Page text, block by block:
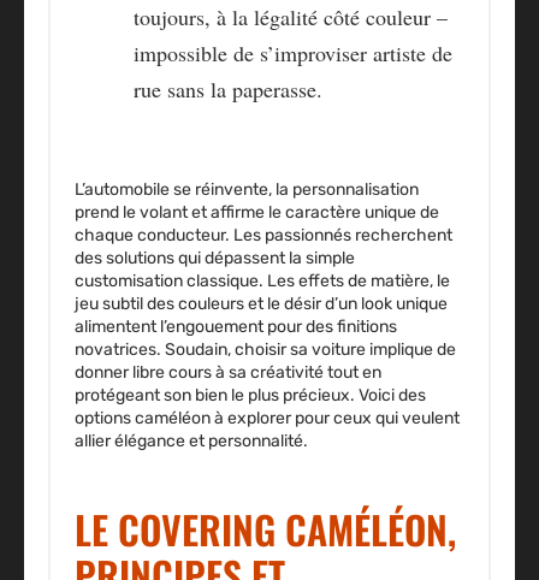
toujours, à la légalité côté couleur –
impossible de s’improviser artiste de
rue sans la paperasse.
L’automobile se réinvente, la personnalisation
prend le volant et affirme le caractère unique de
chaque conducteur. Les passionnés recherchent
des solutions qui dépassent la simple
customisation classique. Les effets de matière, le
jeu subtil des couleurs et le désir d’un look unique
alimentent l’engouement pour des finitions
novatrices. Soudain, choisir sa voiture implique de
donner libre cours à sa créativité tout en
protégeant son bien le plus précieux. Voici des
options caméléon à explorerpour ceux qui veulent
allier élégance et personnalité.
LE COVERING CAMÉLÉON,